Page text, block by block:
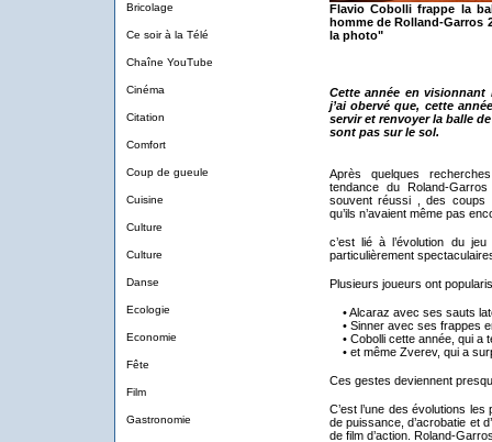
Bricolage
Ce soir à la Télé
Chaîne YouTube
Cinéma
Citation
Comfort
Coup de gueule
Cuisine
Culture
Culture
Danse
Ecologie
Economie
Fête
Film
Gastronomie
Flavio Cobolli frappe la
homme de Rolland-Garros
la photo"
Cette année en visionnant
j’ai obervé que, cette
servir et renvoyer la balle
sont pas sur le sol.
Après quelques
tendance du Roland-
souvent réussi , des coups
qu’ils n’avaient même pas
c’est lié à l’évolution du
particulièrement
Plusieurs joueurs ont
• Alcaraz avec ses sauts
• Sinner avec ses frappes
• Cobolli cette année, qui a
• et même Zverev, qui a
Ces gestes deviennent
C’est l’une des évolutions
de puissance, d’acrobatie et
de film d’action. Roland-